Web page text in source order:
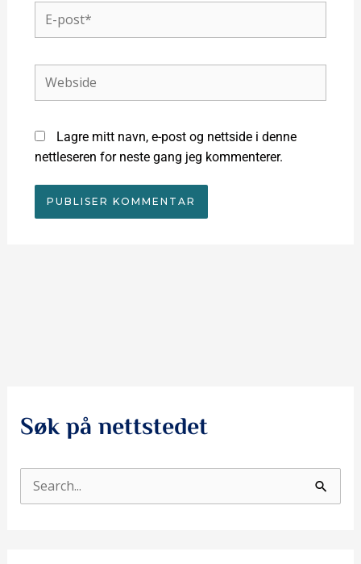
post*
Lagre mitt navn, e-post og nettside i denne
nettleseren for neste gang jeg kommenterer.
Søk på nettstedet